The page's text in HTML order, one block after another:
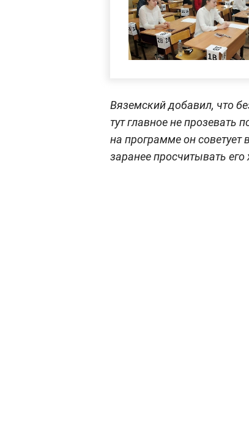
Вяземский добавил, что
тут главное не
на программе он советует
заранее просчитывать его